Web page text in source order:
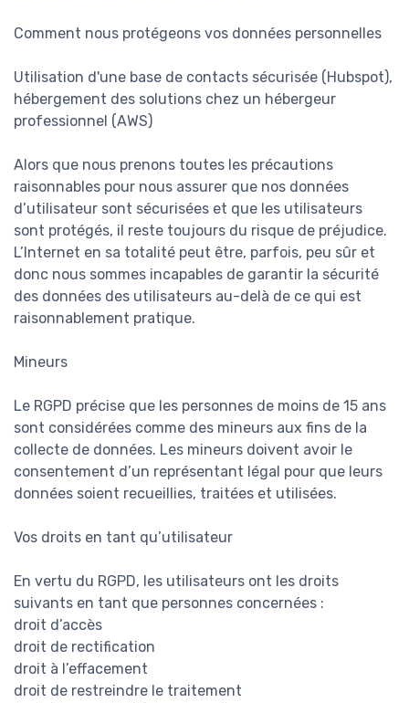
Comment nous protégeons vos données personnelles
Utilisation d'une base de contacts sécurisée (Hubspot),
hébergement des solutions chez un hébergeur
professionnel (AWS)
Alors que nous prenons toutes les précautions
raisonnables pour nous assurer que nos données
d’utilisateur sont sécurisées et que les utilisateurs
sont protégés, il reste toujours du risque de préjudice.
L’Internet en sa totalité peut être, parfois, peu sûr et
donc nous sommes incapables de garantir la sécurité
des données des utilisateurs au-delà de ce qui est
raisonnablement pratique.
Mineurs
Le RGPD précise que les personnes de moins de 15 ans
sont considérées comme des mineurs aux fins de la
collecte de données. Les mineurs doivent avoir le
consentement d’un représentant légal pour que leurs
données soient recueillies, traitées et utilisées.
Vos droits en tant qu’utilisateur
En vertu du RGPD, les utilisateurs ont les droits
suivants en tant que personnes concernées :
droit d’accès
droit de rectification
droit à l’effacement
droit de restreindre le traitement